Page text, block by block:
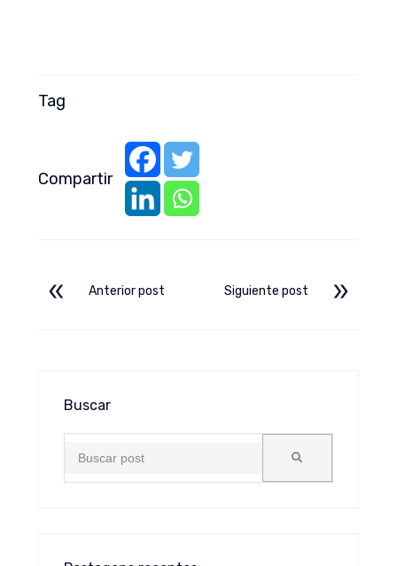
Tag
Compartir
Anterior post Siguiente post
Buscar